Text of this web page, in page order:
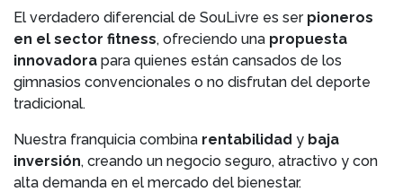
El verdadero diferencial de SouLivre es ser pioneros
en el sector fitness, ofreciendo una propuesta
innovadora para quienes están cansados de los
gimnasios convencionales o no disfrutan del deporte
tradicional.
Nuestra franquicia combina rentabilidad y baja
inversión, creando un negocio seguro, atractivo y con
alta demanda en el mercado del bienestar.